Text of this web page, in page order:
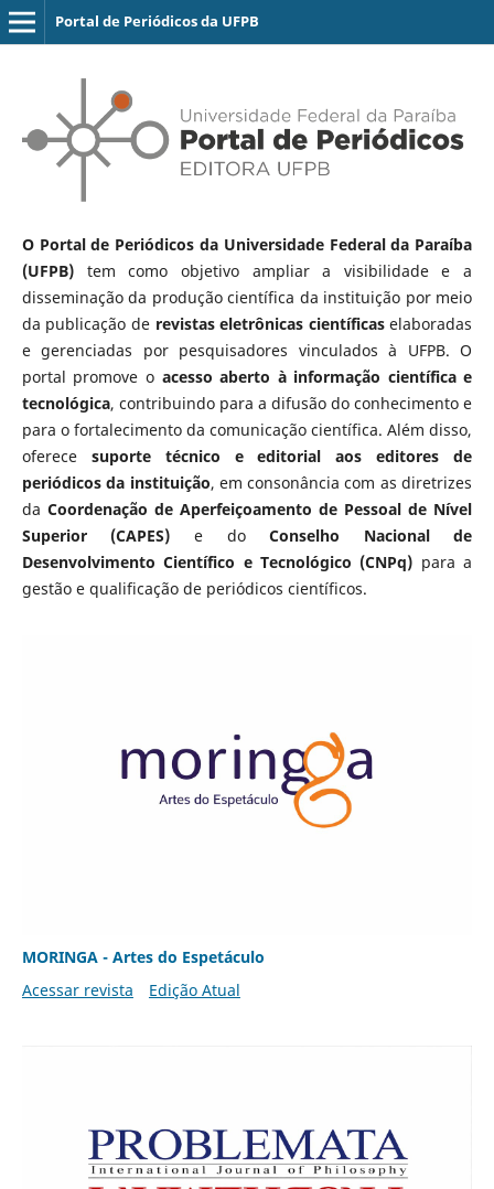
Portal de Periódicos da UFPB
O Portal de Periódicos da Universidade Federal da Paraíba
(UFPB)tem como objetivo ampliar a visibilidade e a
disseminação da produção científica da instituição por meio
da publicação de revistas eletrônicas científicaselaboradas
e gerenciadas por pesquisadores vinculados à UFPB. O
portal promove o acesso aberto à informação científica e
tecnológica, contribuindo para a difusão do conhecimento e
para o fortalecimento da comunicação científica. Além disso,
oferece suporte técnico e editorial aos editores de
periódicos da instituição, em consonância com as diretrizes
da Coordenação de Aperfeiçoamento de Pessoal de Nível
Superior (CAPES) e doConselho Nacional de
Desenvolvimento Científico e Tecnológico (CNPq) para a
gestão e qualificação de periódicos científicos.
MORINGA - Artes do Espetáculo
Acessar revista
Edição Atual